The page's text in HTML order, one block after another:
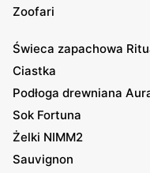
Zoofari
Świeca zapachowa
Ciastka
Podłoga drewniana
Sok Fortuna
Żelki NIMM2
Sauvignon